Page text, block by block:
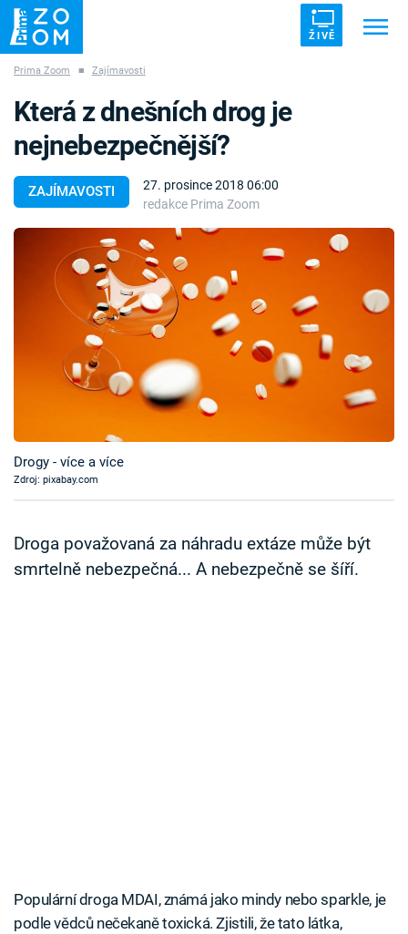
ŽIVĚ
ZÁHADY VETŘELCI DÁVNOVĚKU
Témata
Témata
TV Program
Sledujte prima+
Prima Zoom ■ Zajímavosti
ZAJÍMAVOSTI
27. prosince 2018 06:00
redakce Prima Zoom
Která z dnešních drog je
nejnebezpečnější?
Drogy - více a více
Zdroj: pixabay.com
Droga považovaná za náhradu extáze může být
smrtelně nebezpečná... A nebezpečně se šíří.
Populární droga MDAI, známá jako mindy nebo sparkle, je
podle vědců nečekaně toxická. Zjistili, že tato látka,